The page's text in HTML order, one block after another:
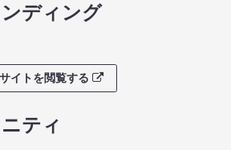
ディング
サイトを閲覧する
ティ